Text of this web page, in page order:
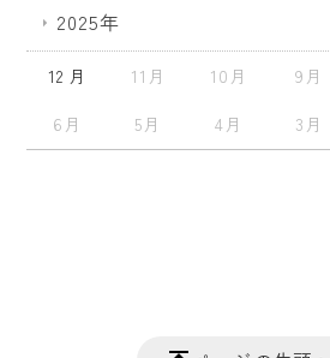
2025年
12 月 11月 10月 9月
6月 5月 4月 3月